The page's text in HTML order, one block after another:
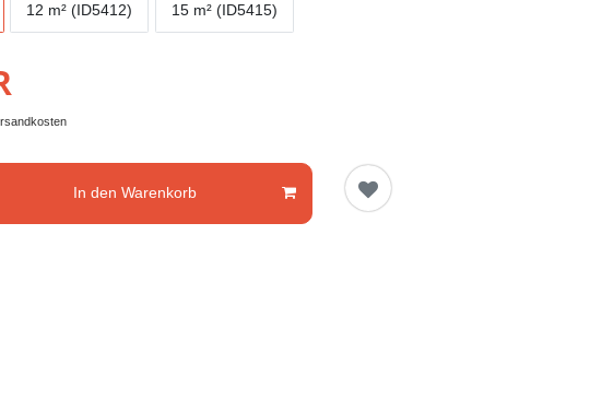
12 m² (ID5412) 15 m² (ID5415)
In den Warenkorb